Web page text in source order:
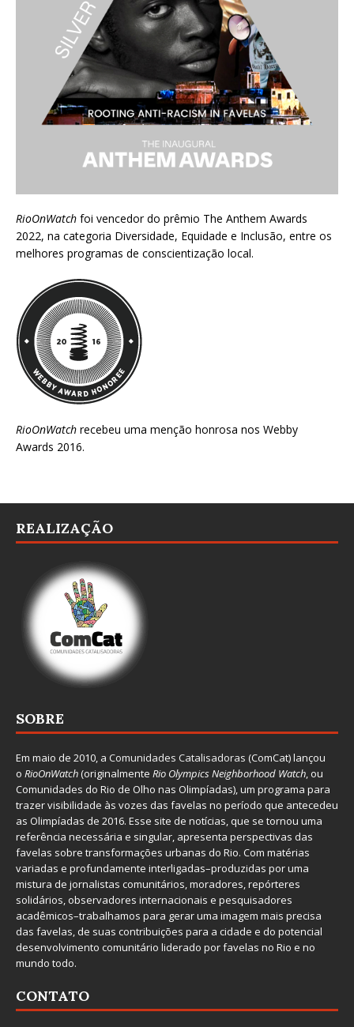
RioOnWatch foi vencedor do prêmio The Anthem Awards
2022, na categoria Diversidade, Equidade e Inclusão, entre os
melhores programas de conscientização local.
RioOnWatch recebeu uma menção honrosa nos Webby
Awards 2016.
REALIZAÇÃO
SOBRE
Em maio de 2010, a Comunidades Catalisadoras (ComCat) lançou
o RioOnWatch(originalmente Rio Olympics Neighborhood Watch, ou
Comunidades do Rio de Olho nas Olimpíadas), um programa para
trazer visibilidade às vozes das favelas no período que antecedeu
as Olimpíadas de 2016. Esse site de notícias, que se tornou uma
referência necessária e singular, apresenta perspectivas das
favelas sobre transformações urbanas do Rio. Com matérias
variadas e profundamente interligadas–produzidas por uma
mistura de jornalistas comunitários, moradores, repórteres
solidários, observadores internacionais e pesquisadores
acadêmicos–trabalhamos para gerar uma imagem mais precisa
das favelas, de suas contribuições para a cidade e do potencial
desenvolvimento comunitário liderado por favelas no Rio e no
mundo todo.
CONTATO